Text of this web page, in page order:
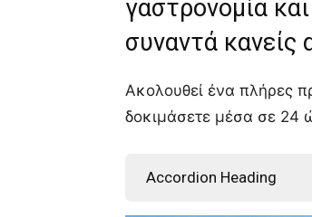
γαστρονομία
συναντά κανείς
Ακολουθεί ένα πλήρες
δοκιμάσετε μέσα σε 24
Accordion Heading